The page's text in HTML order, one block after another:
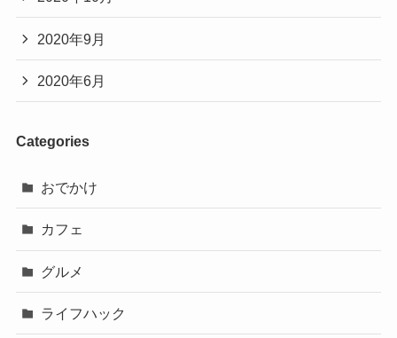
2020年9月
2020年6月
Categories
おでかけ
カフェ
グルメ
ライフハック